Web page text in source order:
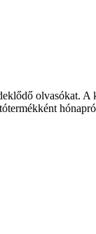
olvasókat. A